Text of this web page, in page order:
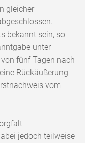
gleicher
bekannt sein, so
unter
fünf Tagen nach
Rückäußerung
vom
jedoch teilweise